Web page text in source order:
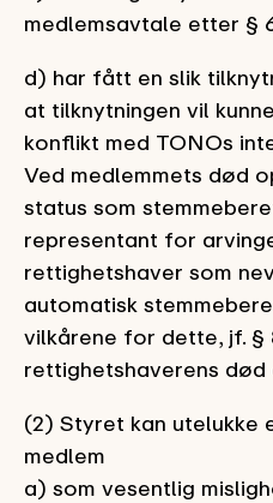
medlemsavtale etter §
d) har fått en slik
at tilknytningen vil
konflikt med TONOs
Ved medlemmets død
status som
representant for
rettighetshaver som
automatisk
vilkårene for dette, jf.
rettighetshaverens død
(2) Styret kan utelukke
medlem
a) som vesentlig